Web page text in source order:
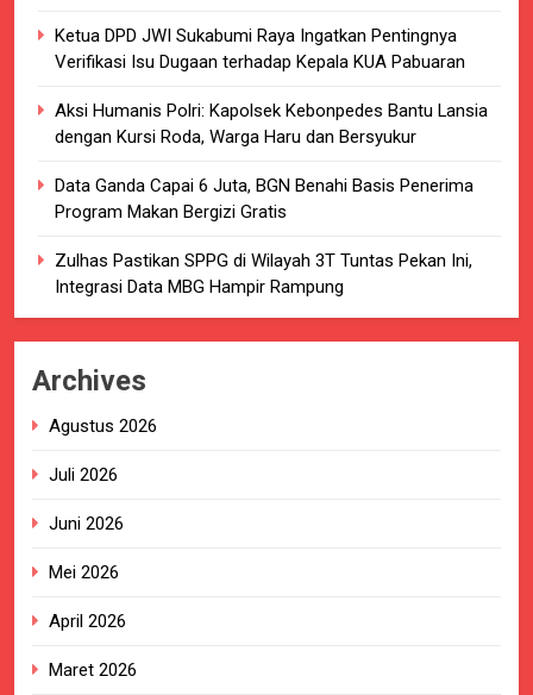
Ketua DPD JWI Sukabumi Raya Ingatkan Pentingnya
Verifikasi Isu Dugaan terhadap Kepala KUA Pabuaran
Aksi Humanis Polri: Kapolsek Kebonpedes Bantu Lansia
dengan Kursi Roda, Warga Haru dan Bersyukur
Data Ganda Capai 6 Juta, BGN Benahi Basis Penerima
Program Makan Bergizi Gratis
Zulhas Pastikan SPPG di Wilayah 3T Tuntas Pekan Ini,
Integrasi Data MBG Hampir Rampung
Archives
Agustus 2026
Juli 2026
Juni 2026
Mei 2026
April 2026
Maret 2026